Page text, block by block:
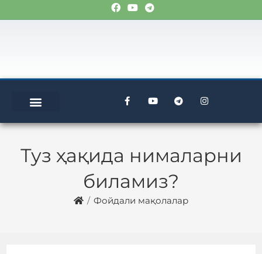
Туз ҳақида нималарни
биламиз?
/ Фойдали мақолалар